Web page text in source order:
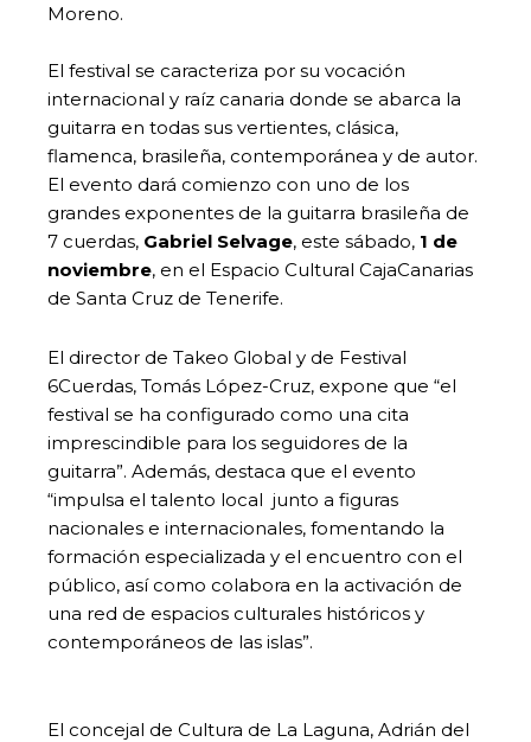
Moreno.
El festival se caracteriza por su vocación
internacional y raíz canaria donde se abarca la
guitarra en todas sus vertientes, clásica,
flamenca, brasileña, contemporánea y de autor.
El evento dará comienzo con uno de los
grandes exponentes de la guitarra brasileña de
7 cuerdas, Gabriel Selvage, este sábado, 1 de
noviembre, en el Espacio Cultural CajaCanarias
de Santa Cruz de Tenerife.
El director de Takeo Global y de Festival
6Cuerdas, Tomás López-Cruz, expone que “el
festival se ha configurado como una cita
imprescindible para los seguidores de la
guitarra”. Además, destaca que el evento
“impulsa el talento local junto a figuras
nacionales e internacionales, fomentando la
formación especializada y el encuentro con el
público, así como colabora en la activación de
una red de espacios culturales históricos y
contemporáneos de las islas”.
El concejal de Cultura de La Laguna, Adrián del